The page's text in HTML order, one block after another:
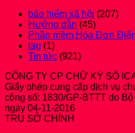
bảo hiểm xã hội (207)
Hướng dẫn (45)
Phần mềm Hóa Đơn
tag (1)
Tin tức (921)
CÔNG TY CP CHỮ KÝ SỐ
Giấy phép cung cấp dịch vụ
cộng số: 1830/GP-BTTT do
ngày 04-11-2016
TRỤ SỞ CHÍNH